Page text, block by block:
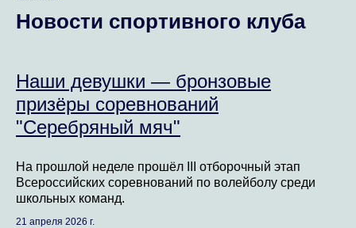
Новости спортивного клуба
Наши девушки — бронзовые
призёры соревнований
"Серебряный мяч"
На прошлой неделе прошёл III отборочный этап
Всероссийских соревнований по волейболу среди
школьных команд.
21 апреля 2026 г.